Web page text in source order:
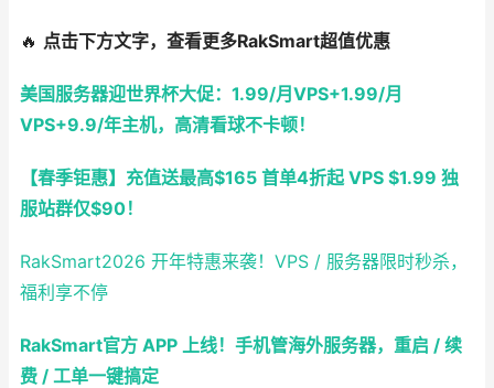
🔥 点击下方文字，查看更多RakSmart超值优惠
美国服务器迎世界杯大促：1.99/月VPS+1.99/月
VPS+9.9/年主机，高清看球不卡顿！
【春季钜惠】充值送最高$165 首单4折起 VPS $1.99 独
服站群仅$90！
RakSmart2026 开年特惠来袭！VPS / 服务器限时秒杀，
福利享不停
RakSmart官方 APP 上线！手机管海外服务器，重启 / 续
费 / 工单一键搞定